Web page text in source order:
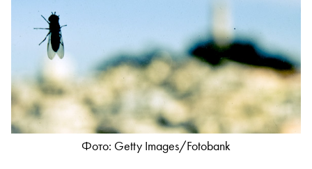
Фото: Getty Images/Fotobank